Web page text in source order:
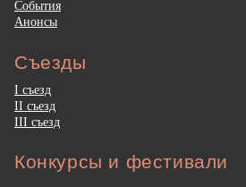
События
Анонсы
Съезды
I съезд
II съезд
III съезд
Конкурсы и фестивали